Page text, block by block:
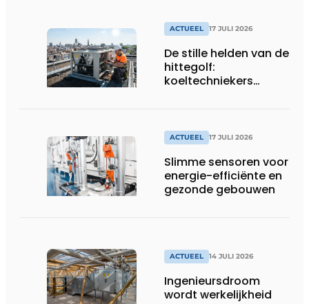
ACTUEEL 17 JULI 2026
De stille helden van de
hittegolf:
koeltechniekers
productiebedrijven
draaiende
ACTUEEL 17 JULI 2026
Slimme sensoren voor
energie-efficiënte en
gezonde gebouwen
ACTUEEL 14 JULI 2026
Ingenieursdroom
wordt werkelijkheid